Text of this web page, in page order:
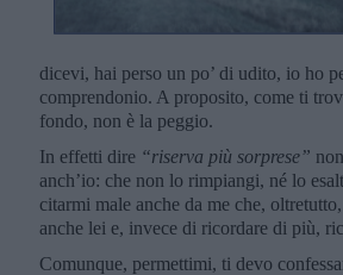
dicevi, hai perso un po’ di udito, io ho
comprendonio. A proposito, come ti
fondo, non è la peggio.
In effetti dire “riserva più sorprese”
anch’io: che non lo rimpiangi, né lo
citarmi male anche da me che,
anche lei e, invece di ricordare di più,
Comunque, permettimi, ti devo